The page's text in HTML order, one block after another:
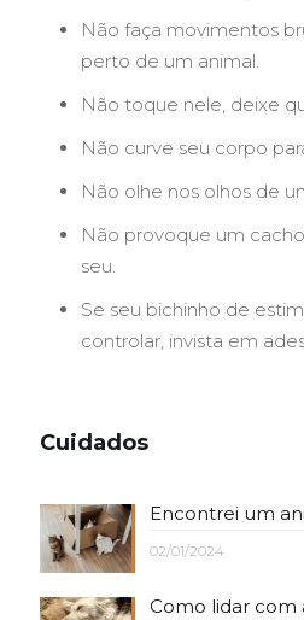
Não faça movimentos
perto de um animal.
Não toque nele, deixe
Não curve seu corpo
Não olhe nos olhos de
Não provoque um
seu.
Se seu bichinho de
controlar, invista em
Cuidados
Encontrei um
02/01/2024
Como lidar com